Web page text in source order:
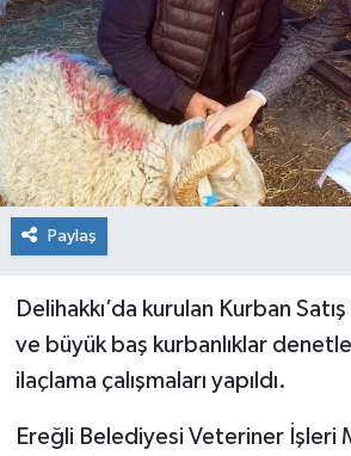
Paylaş
Delihakkı’da kurulan Kurban
ve büyük baş kurbanlıklar
ilaçlama çalışmaları yapıldı.
Ereğli Belediyesi Veteriner İşleri
Mizah
Röportaj
Teknoloji